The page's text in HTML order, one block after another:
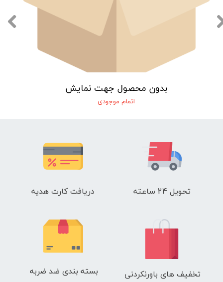
بدون محصول جهت نمایش
اتمام موجودی
تحویل 24 ساعته دریافت کارت هدیه
تخفیف های باورنکردنی بسته بندی ضد ضربه